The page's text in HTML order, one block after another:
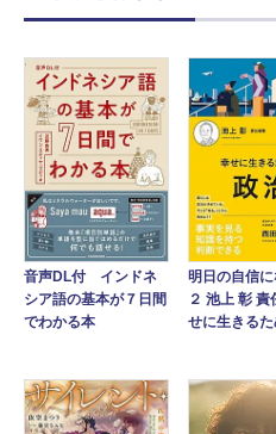
音声DL付 インドネ
シア語の基本が７日間
でわかる本
明日の自信
２ 池上 彰 責
せに生きる